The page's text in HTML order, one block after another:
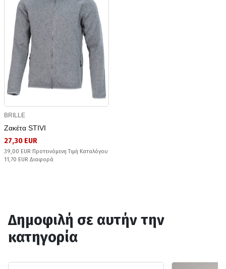
BRILLE
Ζακέτα STIVI
27,30 EUR
39,00 EUR Προτεινόμενη Τιμή Καταλόγου
11,70 EUR Διαφορά
Δημοφιλή σε αυτήν την
κατηγορία